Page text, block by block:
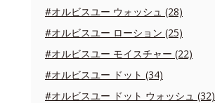
#オルビスユー ウォッシュ (28)
#オルビスユー ローション (25)
#オルビスユー モイスチャー (22)
#オルビスユー ドット (34)
#オルビスユー ドット ウォッシュ (32)